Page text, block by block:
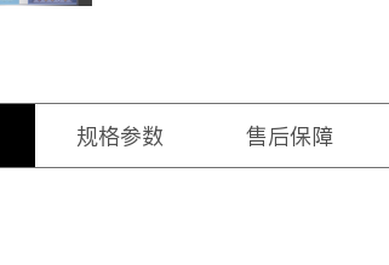
规格参数 售后保障